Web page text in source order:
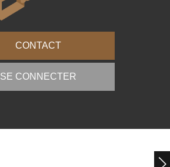
CONTACT
SE CONNECTER